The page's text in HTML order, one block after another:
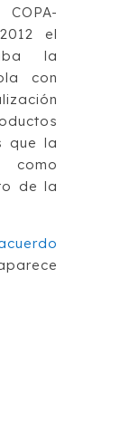
el
la
con
que la
como
de la